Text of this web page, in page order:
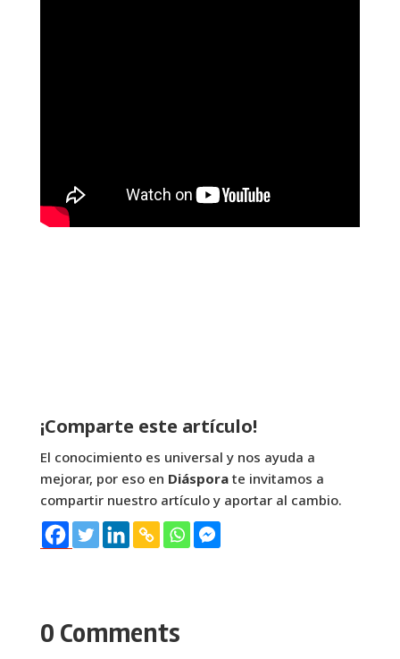
¡Comparte este artículo!
El conocimiento es universal y nos ayuda a
mejorar, por eso en Diásporate invitamos a
compartir nuestro artículo y aportar al cambio.
0 Comments